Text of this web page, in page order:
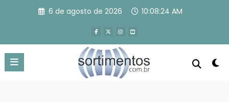
6 de agosto de 2026 10:08:25 AM